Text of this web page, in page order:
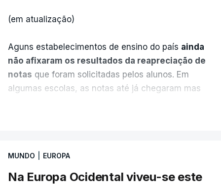
(em atualização)
Aguns estabelecimentos de ensino do país ainda
não afixaram os resultados da reapreciação de
notas que foram solicitadas pelos alunos. Em
algumas escolas, as notas até já chegaram mas
tinha chegado o resultado de
exames, mas ainda não tinham sido afixados.
MUNDO EUROPA
Na Europa Ocidental viveu-se este